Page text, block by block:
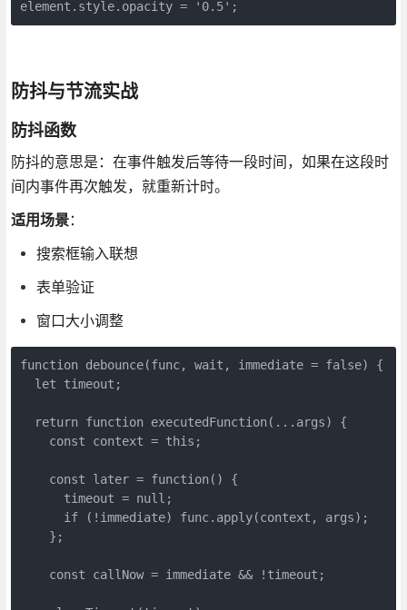
element.style.opacity = '0.5';
防抖与节流实战
防抖函数
防抖的意思是：在事件触发后等待一段时间，如果在这段时
间内事件再次触发，就重新计时。
适用场景：
搜索框输入联想
表单验证
窗口大小调整
function debounce(func, wait, immediate = false) {
  let timeout;
  return function executedFunction(...args) {
    const context = this;
    const later = function() {
      timeout = null;
      if (!immediate) func.apply(context, args);
    };
    const callNow = immediate && !timeout;